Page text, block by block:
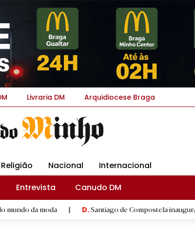
Livraria DM Arquidiocese Braga
Religião Nacional
Internacional
Entrevista
Canudo DM
| D.Santiago de Compostela inaugura XVI Jogos